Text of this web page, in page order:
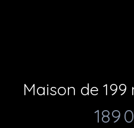
Maison de 199
189